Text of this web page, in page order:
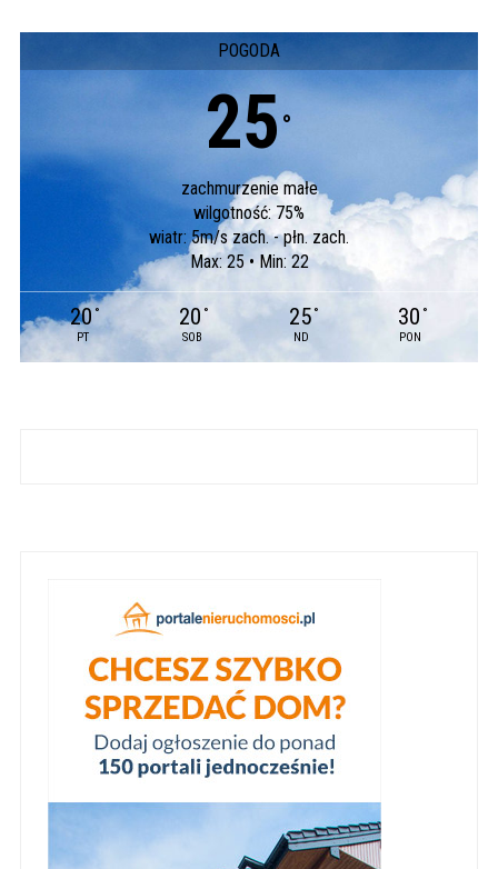
POGODA
25 °
zachmurzenie małe
wilgotność: 75%
wiatr: 5m/s zach. - płn. zach.
Max: 25 • Min: 22
20 °
PT
20 °
SOB
25 °
ND
30 °
PON